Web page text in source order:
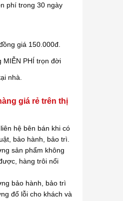
phí trong 30 ngày
giá 150.000đ.
MIỄN PHÍ trọn đời
nhà.
giá rẻ trên thị
hệ bên bán khi có
bảo hành, bảo trì.
sản phẩm không
hàng trôi nổi
bảo hành, bảo trì
đổ lỗi cho khách và